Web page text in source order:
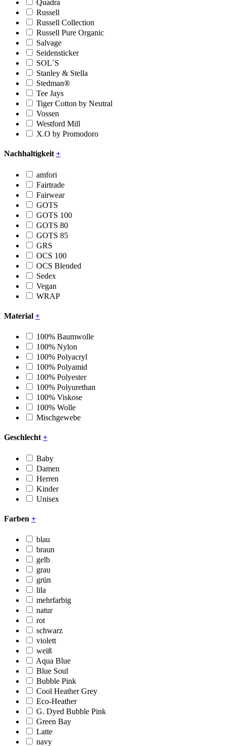
Quadra
Russell
Russell Collection
Russell Pure Organic
Salvage
Seidensticker
SOL´S
Stanley & Stella
Stedman®
Tee Jays
Tiger Cotton by Neutral
Vossen
Westford Mill
X.O by Promodoro
Nachhaltigkeit +
amfori
Fairtrade
Fairwear
GOTS
GOTS 100
GOTS 80
GOTS 85
GRS
OCS 100
OCS Blended
Sedex
Vegan
WRAP
Material +
100% Baumwolle
100% Nylon
100% Polyacryl
100% Polyamid
100% Polyester
100% Polyurethan
100% Viskose
100% Wolle
Mischgewebe
Geschlecht +
Baby
Damen
Herren
Kinder
Unisex
Farben +
blau
braun
gelb
grau
grün
lila
mehrfarbig
natur
rot
schwarz
violett
weiß
Aqua Blue
Blue Soul
Bubble Pink
Cool Heather Grey
Eco-Heather
G. Dyed Bubble Pink
Green Bay
Latte
navy